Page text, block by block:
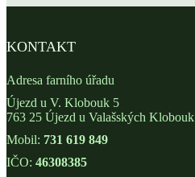
KONTAKT
Adresa farního úřadu
Újezd u V. Klobouk 5
763 25 Újezd u Valašských Klobouk
Mobil: 731 619 849
IČO: 46308385